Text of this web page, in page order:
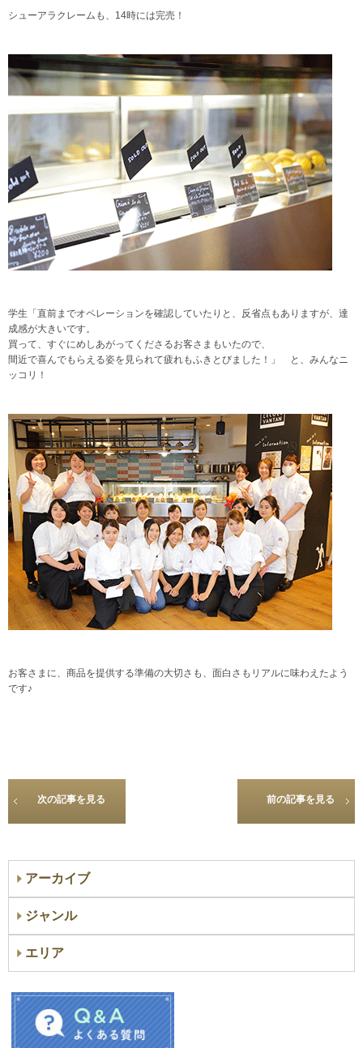
シューアラクレームも、14時には完売！
学生「直前までオペレーションを確認していたりと、反省点もありますが、達
成感が大きいです。
買って、すぐにめしあがってくださるお客さまもいたので、
間近で喜んでもらえる姿を見られて疲れもふきとびました！」 と、みんなニ
ッコリ！
お客さまに、商品を提供する準備の大切さも、面白さもリアルに味わえたよう
です♪
次の記事を見る 前の記事を見る
アーカイブ
ジャンル
エリア